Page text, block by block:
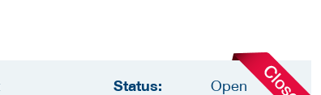
Status: Open